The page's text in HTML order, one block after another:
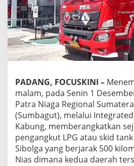
g
a
R
e
g
i
o
a
l
S
u
m
b
a
g
u
t
PADANG, FOCUSKINI –
malam, pada Senin 1
Patra Niaga Regional
(Sumbagut), melalui
Kabung, memberangkatkan
pengangkut LPG atau skid
Sibolga yang berjarak 500
Nias dimana kedua daerah